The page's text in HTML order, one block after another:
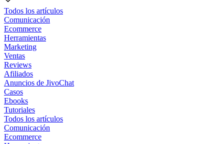
Todos los artículos
Comunicación
Ecommerce
Herramientas
Marketing
Ventas
Reviews
Afiliados
Anuncios de JivoChat
Casos
Ebooks
Tutoriales
Todos los artículos
Comunicación
Ecommerce